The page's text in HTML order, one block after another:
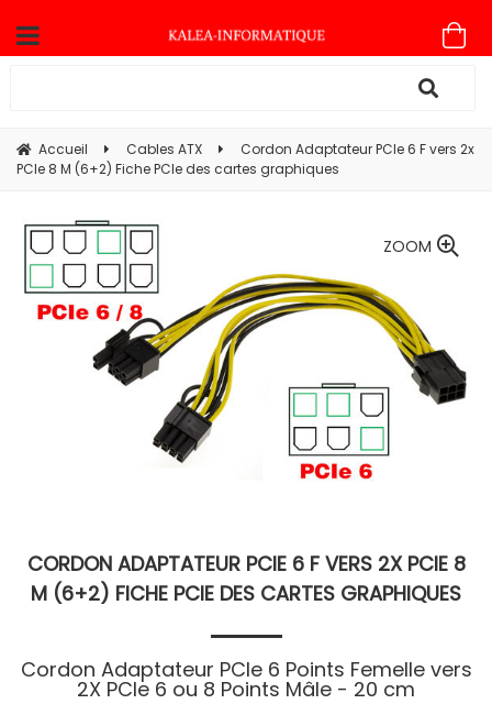
Accueil Cables ATX
Cordon Adaptateur PCIe 6 F vers 2x
PCIe 8 M (6+2) Fiche PCIe des cartes graphiques
ZOOM
CORDON ADAPTATEUR PCIE 6 F VERS 2X PCIE 8
M (6+2) FICHE PCIE DES CARTES GRAPHIQUES
Cordon Adaptateur PCIe 6 Points Femelle vers
2X PCIe 6 ou 8 Points Mâle - 20 cm